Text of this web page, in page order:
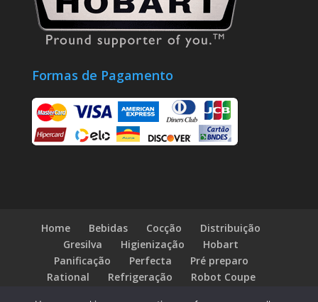
Formas de Pagamento
Home Bebidas Cocção
Distribuição
Gresilva
Higienização
Hobart
Panificação
Perfecta
Pré preparo
Rational
Refrigeração
Robot Coupe